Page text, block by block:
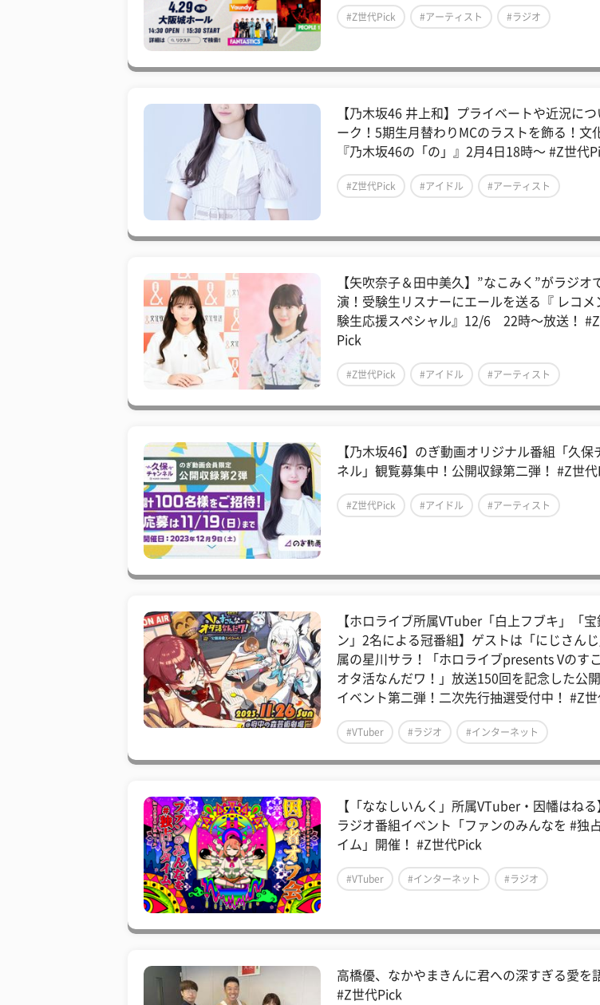
#Z世代Pick #アーティスト #ラジオ
【乃木坂46 井上和】プライベートや近況につ
ーク！5期生月替わりMCのラストを飾る！文
『乃木坂46の「の」』2月4日18時〜 #Z世代
#Z世代Pick #アイドル #アーティスト
【矢吹奈子＆田中美久】”なこみく”がラジオ
演！受験生リスナーにエールを送る『 レコメ
験生応援スペシャル』12/6 22時〜放送！
Pick
#Z世代Pick #アイドル #アーティスト
【乃木坂46】のぎ動画オリジナル番組「久保
ネル」観覧募集中！公開収録第二弾！ #Z世代
#Z世代Pick #アイドル #アーティスト
【ホロライブ所属VTuber「白上フブキ」「宝
ン」2名による冠番組】ゲストは「にじさん
属の星川サラ！「ホロライブpresents Vのす
オタ活なんだワ！」放送150回を記念した公
イベント第二弾！二次先行抽選受付中！ #Z
#VTuber #ラジオ #インターネット
【「ななしいんく」所属VTuber・因幡はねる
ラジオ番組イベント「ファンのみんなを #独
イム」開催！ #Z世代Pick
#VTuber #インターネット #ラジオ
高橋優、なかやまきんに君への深すぎる愛を
#Z世代Pick